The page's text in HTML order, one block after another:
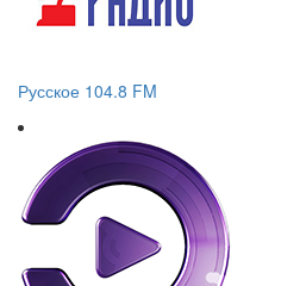
Русское 104.8 FM